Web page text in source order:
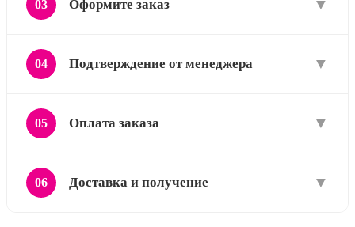
03 Оформите заказ ▼
04 Подтверждение от менеджера ▼
05 Оплата заказа ▼
06 Доставка и получение ▼